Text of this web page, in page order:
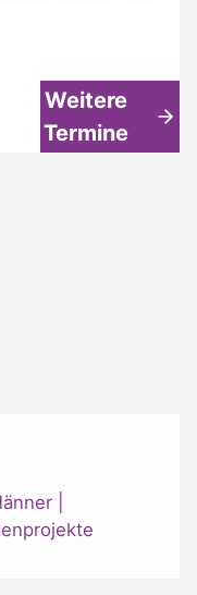
Weitere
Termine